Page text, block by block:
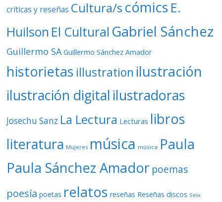
críticas y reseñas Cultura/s cómics E.
Huilson El Cultural Gabriel Sánchez
Guillermo SA Guillermo Sánchez Amador
historietas illustration ilustración
ilustración digital ilustradoras
Josechu Sanz La Lectura Lecturas libros
literatura Mujeres música música Paula
Paula Sánchez Amador poemas
poesía poetas relatos reseñas Reseñas discos Seix